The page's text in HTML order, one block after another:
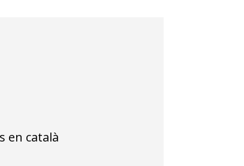
en català